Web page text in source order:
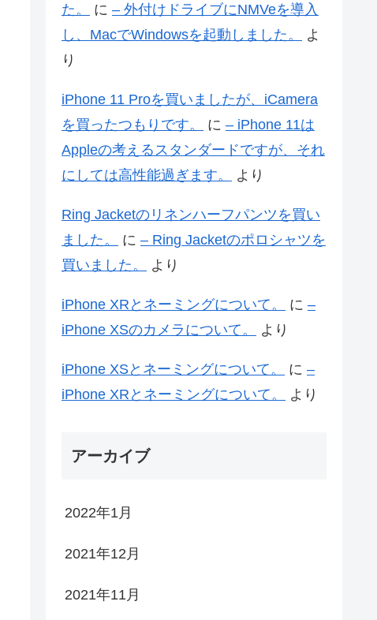
た。
に – 外付けドライブにNMVeを導入
し、MacでWindowsを起動しました。
よ
り
iPhone 11 Proを買いましたが、iCamera
を買ったつもりです。
に – iPhone 11は
Appleの考えるスタンダードですが、それ
にしては高性能過ぎます。
より
Ring Jacketのリネンハーフパンツを買い
ました。
に – Ring Jacketのポロシャツを
買いました。
より
iPhone XRとネーミングについて。 に –
iPhone XSのカメラについて。
より
iPhone XSとネーミングについて。 に –
iPhone XRとネーミングについて。
より
アーカイブ
2022年1月
2021年12月
2021年11月